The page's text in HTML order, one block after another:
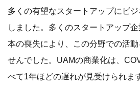
多くの有望なスタートアップにビ
しました。多くのスタートアップ
本の喪失により、この分野での活
せんでした。UAMの商業化は、
べて1年ほどの遅れが見受けられま